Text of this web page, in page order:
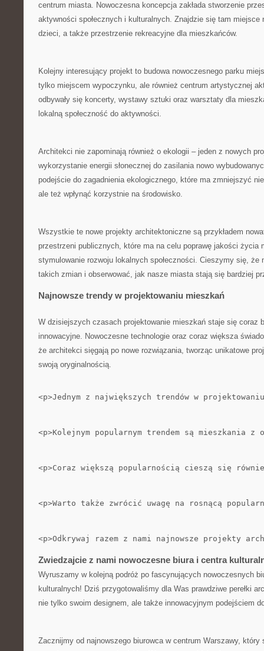
centrum miasta. Nowoczesna koncepcja zakłada stworzenie
aktywności społecznych i ​kulturalnych. Znajdzie się tam⁣ miejsce
dzieci, a także‌ przestrzenie rekreacyjne dla mieszkańców.
Kolejny​ interesujący⁤ projekt to budowa nowoczesnego​ parku
tylko miejscem wypoczynku, ale​ również centrum artystycznej
odbywały się koncerty, wystawy⁢ sztuki oraz⁣ warsztaty dla
lokalną społeczność do aktywności.
Architekci nie zapominają⁢ również‍ o ekologii – jeden z nowych
‌wykorzystanie energii słonecznej do zasilania nowo
podejście do ‌zagadnienia⁣ ekologicznego, ‍które ⁤ma‍ zmniejszyć
ale też wpłynąć⁣ korzystnie na środowisko.
Wszystkie‍ te nowe ​projekty⁣ architektoniczne są ‌przykładem‍
przestrzeni publicznych, które⁣ ma na celu poprawę jakości życia
stymulowanie rozwoju lokalnych ‌społeczności. Cieszymy⁣ się, że
takich zmian i obserwować, ⁢jak nasze miasta stają się bardziej
Najnowsze‍ trendy w projektowaniu mieszkań
W dzisiejszych czasach projektowanie mieszkań staje się coraz
innowacyjne. Nowoczesne technologie‍ oraz coraz ​większa
że ⁤architekci​ sięgają po nowe rozwiązania, tworząc unikatowe
swoją oryginalnością.
<p>Jednym z największych trendów w
<p>Kolejnym popularnym trendem są mieszkania
<p>Coraz większą popularnością cieszą się
<p>Warto także zwrócić uwagę na rosnącą
<p>Odkrywaj razem z nami najnowsze projekty
Zwiedzajcie⁣ z nami nowoczesne biura i⁣ centra⁣
Wyruszamy w kolejną podróż po fascynujących nowoczesnych
kulturalnych! Dziś przygotowaliśmy ⁣dla Was prawdziwe perełki
nie tylko ⁢swoim‌ designem, ale także innowacyjnym podejściem
Zacznijmy⁣ od najnowszego biurowca w ⁢centrum⁢ Warszawy,